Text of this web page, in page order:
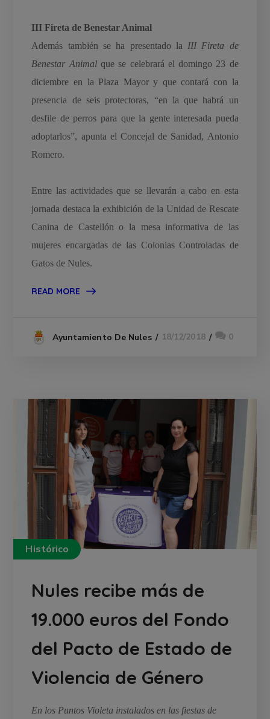
III Fireta de Benestar Animal
Además también se ha presentado laIII Fireta de
Benestar Animalque se celebrará el domingo 23 de
diciembre en la Plaza Mayor y que contará con la
presencia de seis protectoras, “en la que habrá un
desfile de perros para que la gente interesada pueda
adoptarlos”, apunta el Concejal de Sanidad, Antonio
Romero.
Entre las actividades que se llevarán a cabo en esta
jornada destaca la exhibición de la Unidad de Rescate
Canina de Castellón o la mesa informativa de las
mujeres encargadas de las Colonias Controladas de
Gatos de Nules.
READ MORE
Ayuntamiento De Nules 18/12/2018 0
Histórico
Nules recibe más de
19.000 euros del Fondo
del Pacto de Estado de
Violencia de Género
En los Puntos Violeta instalados en las fiestas de